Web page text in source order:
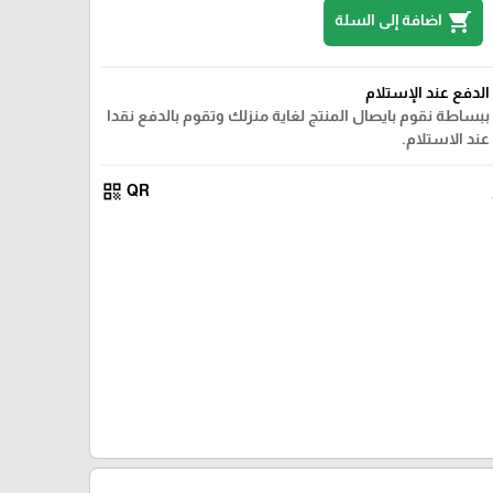
shopping_cart اضافة إلى السلة
الدفع عند الإستلام
ببساطة نقوم بايصال المنتج لغاية منزلك وتقوم بالدفع نقدا
عند الاستلام.
QR
qr_code